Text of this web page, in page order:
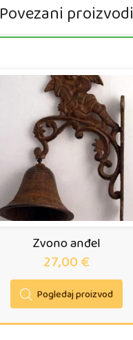
Povezani proizvodi
Zvono anđel
27,00€
Pogledaj proizvod